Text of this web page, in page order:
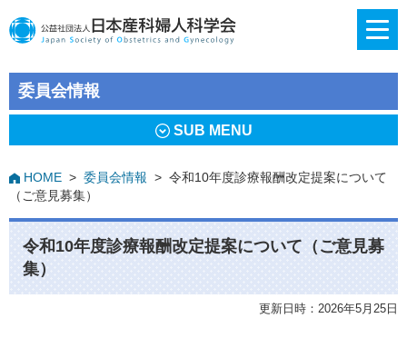
委員会情報
SUB MENU
HOME > 委員会情報 > 令和10年度診療報酬改定提案について
（ご意見募集）
令和10年度診療報酬改定提案について（ご意見募
集）
更新日時：2026年5月25日